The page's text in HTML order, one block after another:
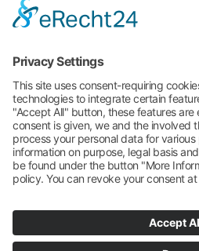
Kontakt
Referenzen
Häufige Fragen
Broschüre zum Download
AGB
Impressum